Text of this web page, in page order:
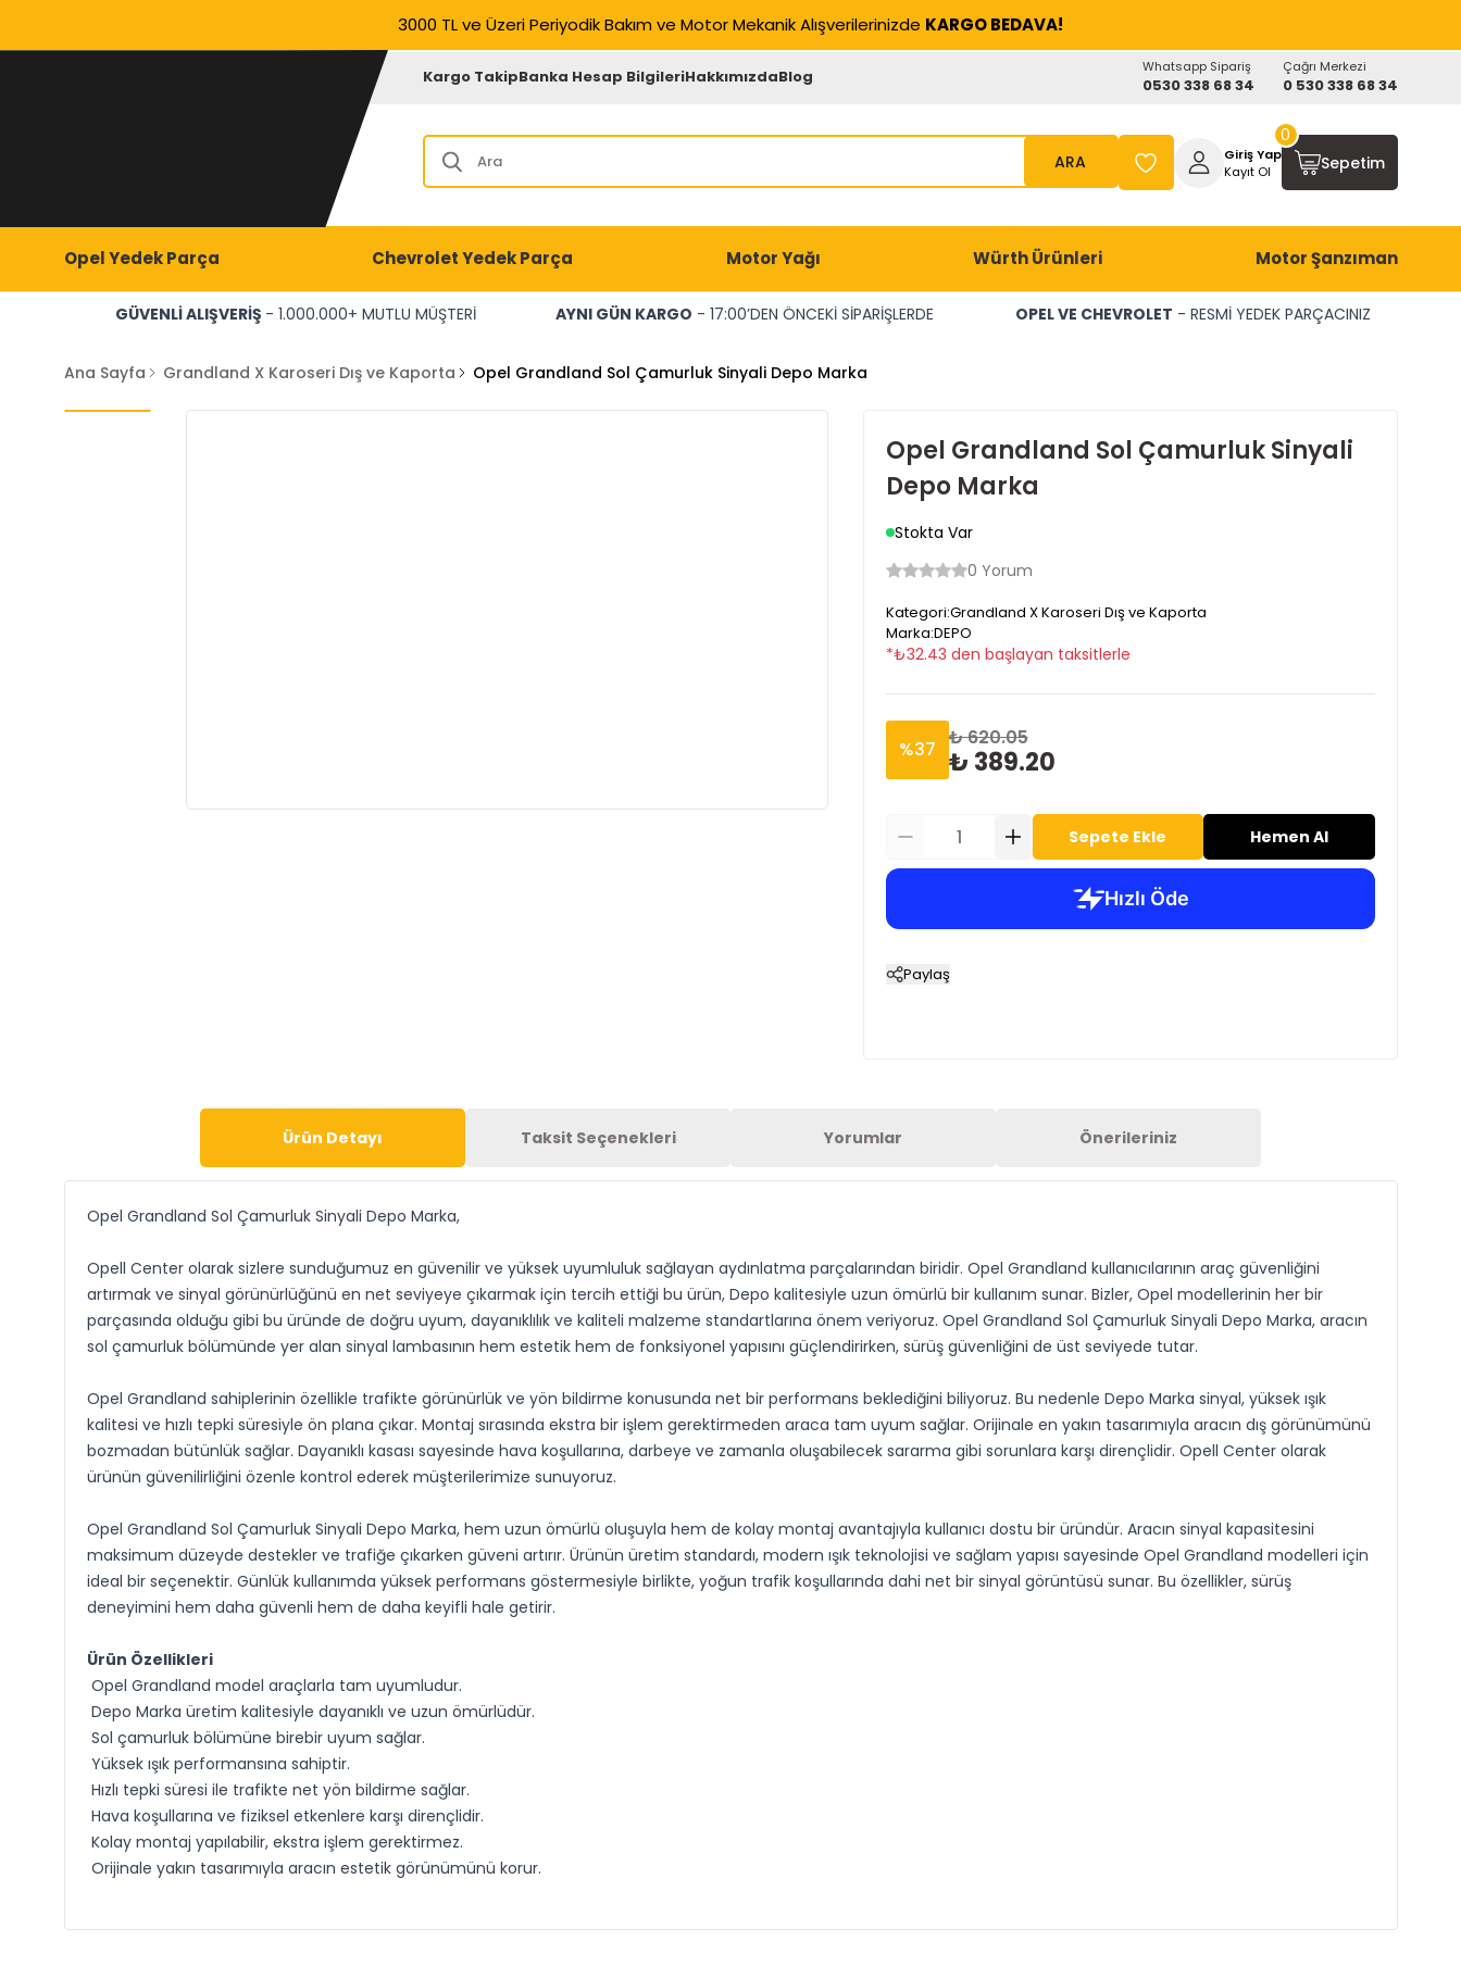
3000 TL ve Üzeri Periyodik Bakım ve Motor Mekanik Alışverilerinizde KARGO BEDAVA!
Kargo TakipBanka Hesap BilgileriHakkımızdaBlog Whatsapp Sipariş
0530 338 68 34
Çağrı Merkezi
0 530 338 68 34
ARA
Giriş Yap
Kayıt Ol
Sepetim
0
Opel Yedek Parça Chevrolet Yedek Parça Motor Yağı Würth Ürünleri Motor Şanzıman
GÜVENLİ ALIŞVERİŞ - 1.000.000+ MUTLU MÜŞTERİ AYNI GÜN KARGO - 17:00’DEN ÖNCEKİ SİPARİŞLERDE OPEL VE CHEVROLET - RESMİ YEDEK PARÇACINIZ
Ana Sayfa Grandland X Karoseri Dış ve Kaporta Opel Grandland Sol Çamurluk Sinyali Depo Marka
Opel Grandland Sol Çamurluk Sinyali
Depo Marka
Stokta Var
0 Yorum
Kategori:Grandland X Karoseri Dış ve Kaporta
Marka:DEPO
*₺32.43 den başlayan taksitlerle
%37 ₺ 620.05
₺ 389.20
Sepete Ekle Hemen Al
Paylaş
Ürün Detayı Taksit Seçenekleri Yorumlar Önerileriniz
Opel Grandland Sol Çamurluk Sinyali Depo Marka,
Opell Center olarak sizlere sunduğumuz en güvenilir ve yüksek uyumluluk sağlayan aydınlatma parçalarından biridir. Opel Grandland kullanıcılarının araç güvenliğini
artırmak ve sinyal görünürlüğünü en net seviyeye çıkarmak için tercih ettiği bu ürün, Depo kalitesiyle uzun ömürlü bir kullanım sunar. Bizler, Opel modellerinin her bir
parçasında olduğu gibi bu üründe de doğru uyum, dayanıklılık ve kaliteli malzeme standartlarına önem veriyoruz. Opel Grandland Sol Çamurluk Sinyali Depo Marka, aracın
sol çamurluk bölümünde yer alan sinyal lambasının hem estetik hem de fonksiyonel yapısını güçlendirirken, sürüş güvenliğini de üst seviyede tutar.
Opel Grandland sahiplerinin özellikle trafikte görünürlük ve yön bildirme konusunda net bir performans beklediğini biliyoruz. Bu nedenle Depo Marka sinyal, yüksek ışık
kalitesi ve hızlı tepki süresiyle ön plana çıkar. Montaj sırasında ekstra bir işlem gerektirmeden araca tam uyum sağlar. Orijinale en yakın tasarımıyla aracın dış görünümünü
bozmadan bütünlük sağlar. Dayanıklı kasası sayesinde hava koşullarına, darbeye ve zamanla oluşabilecek sararma gibi sorunlara karşı dirençlidir. Opell Center olarak
ürünün güvenilirliğini özenle kontrol ederek müşterilerimize sunuyoruz.
Opel Grandland Sol Çamurluk Sinyali Depo Marka, hem uzun ömürlü oluşuyla hem de kolay montaj avantajıyla kullanıcı dostu bir üründür. Aracın sinyal kapasitesini
maksimum düzeyde destekler ve trafiğe çıkarken güveni artırır. Ürünün üretim standardı, modern ışık teknolojisi ve sağlam yapısı sayesinde Opel Grandland modelleri için
ideal bir seçenektir. Günlük kullanımda yüksek performans göstermesiyle birlikte, yoğun trafik koşullarında dahi net bir sinyal görüntüsü sunar. Bu özellikler, sürüş
deneyimini hem daha güvenli hem de daha keyifli hale getirir.
Ürün Özellikleri
Opel Grandland model araçlarla tam uyumludur.
Depo Marka üretim kalitesiyle dayanıklı ve uzun ömürlüdür.
Sol çamurluk bölümüne birebir uyum sağlar.
Yüksek ışık performansına sahiptir.
Hızlı tepki süresi ile trafikte net yön bildirme sağlar.
Hava koşullarına ve fiziksel etkenlere karşı dirençlidir.
Kolay montaj yapılabilir, ekstra işlem gerektirmez.
Orijinale yakın tasarımıyla aracın estetik görünümünü korur.